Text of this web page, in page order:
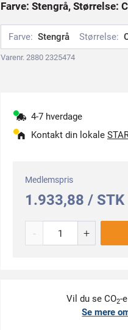
Farve: Stengrå, Størrelse:
Farve: Stengrå Størrelse:
Varenr. 2880 2325474
4-7 hverdage
Kontakt din lokale
Medlemspris
1.933,88 / STK
- +
Vil du se CO2-
Se mere